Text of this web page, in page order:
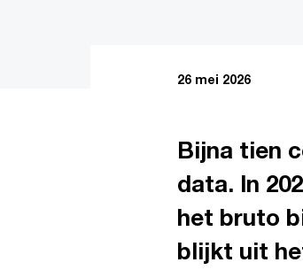
26 mei 2026
Bijna tien
data. In
het bruto
blijkt uit